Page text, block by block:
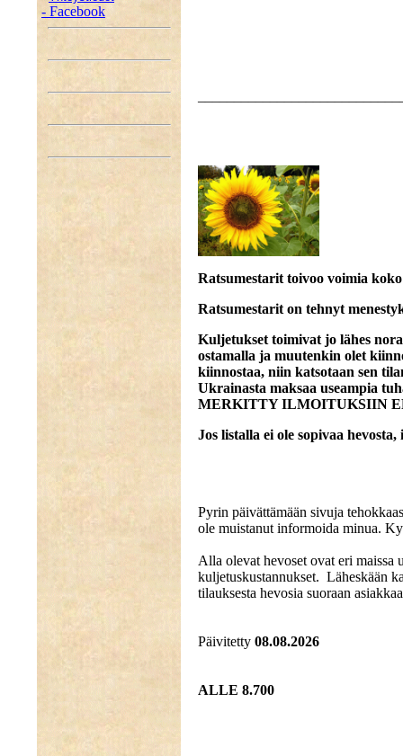
- Facebook
Ratsumestarit toivoo voimia
Ratsumestarit on tehnyt
Kuljetukset toimivat jo lähes
ostamalla ja muutenkin olet
kiinnostaa, niin katsotaan sen
Ukrainasta maksaa useampia
MERKITTY ILMOITUKSIIN
Jos listalla ei ole sopivaa
Pyrin päivättämään sivuja
ole muistanut informoida minua.
Alla olevat hevoset ovat eri
kuljetuskustannukset. Läheskään
tilauksesta hevosia suoraan
Päivitetty 08.08.2026
ALLE 8.700